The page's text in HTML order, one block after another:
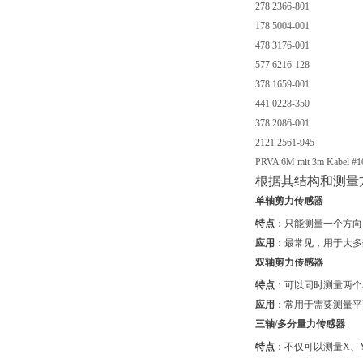
278 2366-801
178 5004-001
478 3176-001
577 6216-128
378 1659-001
441 0228-350
378 2086-001
2121 2561-945
PRVA 6M mit 3m Kabel
根据其结构和测
单轴剪力传感器
特点 ：只能测量一个方
应用 ：最常见，用于大
双轴剪力传感器
特点 ：可以同时测量两
应用 ：常用于需要测量
三轴/多分量力传感器
特点 ：不仅可以测量X